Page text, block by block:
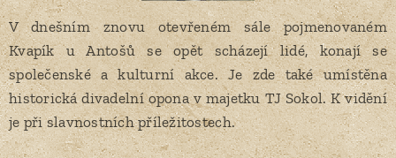
V dnešním znovu otevřeném sále pojmenovaném
Kvapík u Antošů se opět scházejí lidé, konají se
společenské a kulturní akce. Je zde také umístěna
historická divadelní opona v majetku TJ Sokol. K vidění
je při slavnostních příležitostech.